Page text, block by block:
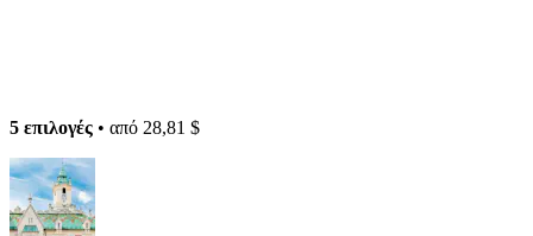
5 επιλογές • από 28,81 $